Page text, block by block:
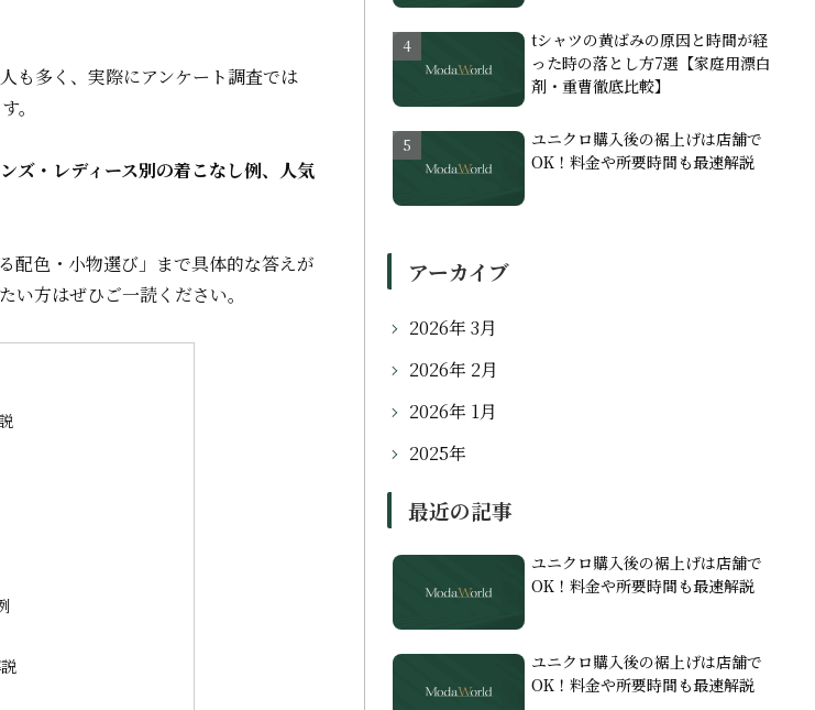
も多く、実際にアンケート調査では
。
ズ・レディース別の着こなし例、人気
配色・小物選び」まで具体的な答えが
方はぜひご一読ください。
tシャツの黄ばみの原因と時間が経
った時の落とし方7選【家庭用漂白
剤・重曹徹底比較】
ユニクロ購入後の裾上げは店舗で
OK！料金や所要時間も最速解説
アーカイブ
2026年 3月
2026年 2月
2026年 1月
2025年
最近の記事
ユニクロ購入後の裾上げは店舗で
OK！料金や所要時間も最速解説
ユニクロ購入後の裾上げは店舗で
OK！料金や所要時間も最速解説